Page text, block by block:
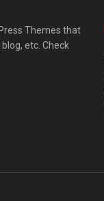
Themes that
etc. Check